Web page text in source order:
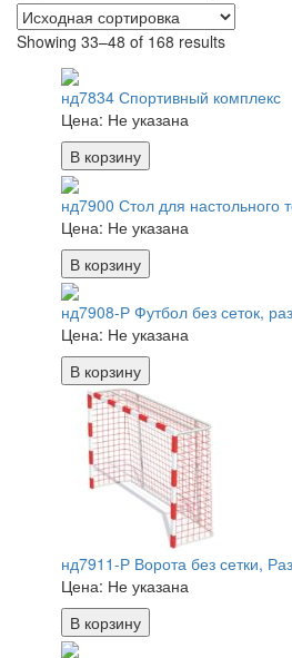
Showing 33–48 of 168 results
нд7834 Спортивный комплекс
Цена: Не указана
В корзину
нд7900 Стол для настольного
Цена: Не указана
В корзину
нд7908-Р Футбол без сеток,
Цена: Не указана
В корзину
нд7911-Р Ворота без сетки,
Цена: Не указана
В корзину